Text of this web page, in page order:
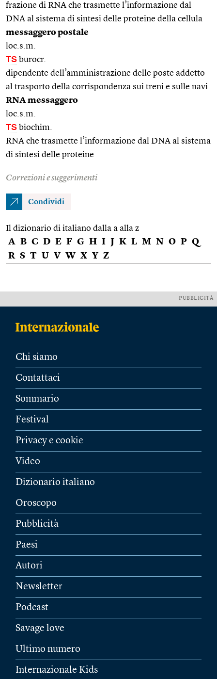
frazione di RNA che trasmette l’informazione dal
DNA al sistema di sintesi delle proteine della cellula
messaggero postale
loc.s.m.
TS burocr.
dipendente dell’amministrazione delle poste addetto
al trasporto della corrispondenza sui treni e sulle navi
RNA messaggero
loc.s.m.
TS biochim.
RNA che trasmette l’informazione dal DNA al sistema
di sintesi delle proteine
Correzioni e suggerimenti
Condividi
Il dizionario di italiano dalla a alla z
A B C D E F G H I J K L M N O P Q
R S T U V W X Y Z
PUBBLICITÀ
Chi siamo
Contattaci
Sommario
Festival
Privacy e cookie
Video
Dizionario italiano
Oroscopo
Pubblicità
Paesi
Autori
Newsletter
Podcast
Savage love
Ultimo numero
Internazionale Kids